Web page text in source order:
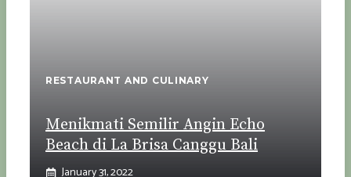
RESTAURANT AND CULINARY
Menikmati Semilir Angin Echo
Beach di La Brisa Canggu Bali
January 31, 2022